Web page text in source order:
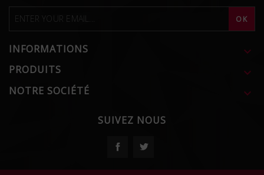
INFORMATIONS 
PRODUITS 
NOTRE SOCIÉTÉ 
SUIVEZ NOUS
Facebook